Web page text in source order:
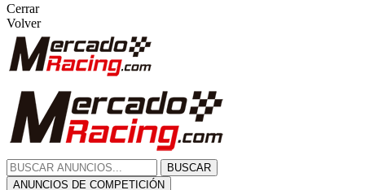
Cerrar
Volver
BUSCAR
ANUNCIOS DE COMPETICIÓN